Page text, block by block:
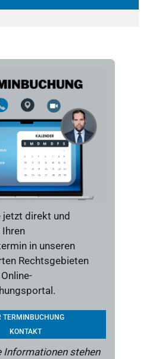
jetzt direkt und
in unseren
Rechtsgebieten
TERMINBUCHUNG
KONTAKT
Informationen stehen